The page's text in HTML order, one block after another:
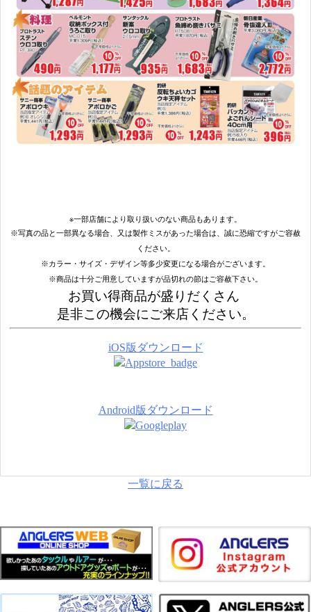
※一部店舗により取り扱いのない商品もあります。
※写真の品と一部異なる場合、又は製作ミスがあった場合は、誠に恐縮ですがご容赦
ください。
※カラー・サイズ・デザイン等多少変更になる場合がございます。
※商品は十分ご用意していますが品切れの節はご容赦下さい。
お買い得商品が盛りだくさん
是非この機会にご来店ください。
iOS版ダウンロード
Android版ダウンロード
一覧に戻る